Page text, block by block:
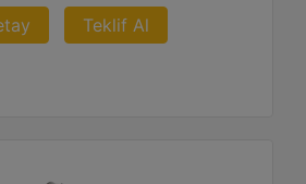
Teklif Al